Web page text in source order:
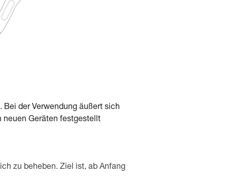
der Verwendung äußert sich
neuen Geräten festgestellt
zu beheben. Ziel ist, ab Anfang